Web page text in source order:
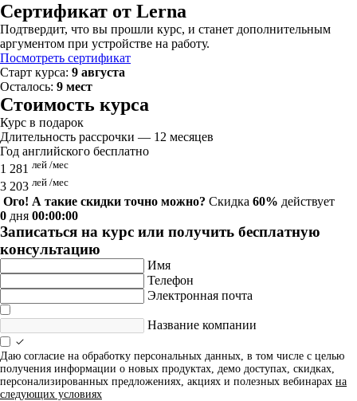
Сертификат от Lerna
Подтвердит, что вы прошли курс, и станет дополнительным
аргументом при устройстве на работу.
Посмотреть сертификат
Старт курса: 9 августа
Осталось: 9 мест
Стоимость курса
Курс в подарок
Длительность рассрочки — 12 месяцев
Год английского бесплатно
1 281 лей /мес
3 203 лей /мес
Ого! А такие скидки точно можно? Скидка 60% действует
0 дня 00:00:00
Записаться на курс или получить бесплатную
консультацию
Имя
Телефон
Электронная почта
Название компании
Даю согласие на обработку персональных данных, в том числе с целью
получения информации о новых продуктах, демо доступах, скидках,
персонализированных предложениях, акциях и полезных вебинарах на
следующих условиях